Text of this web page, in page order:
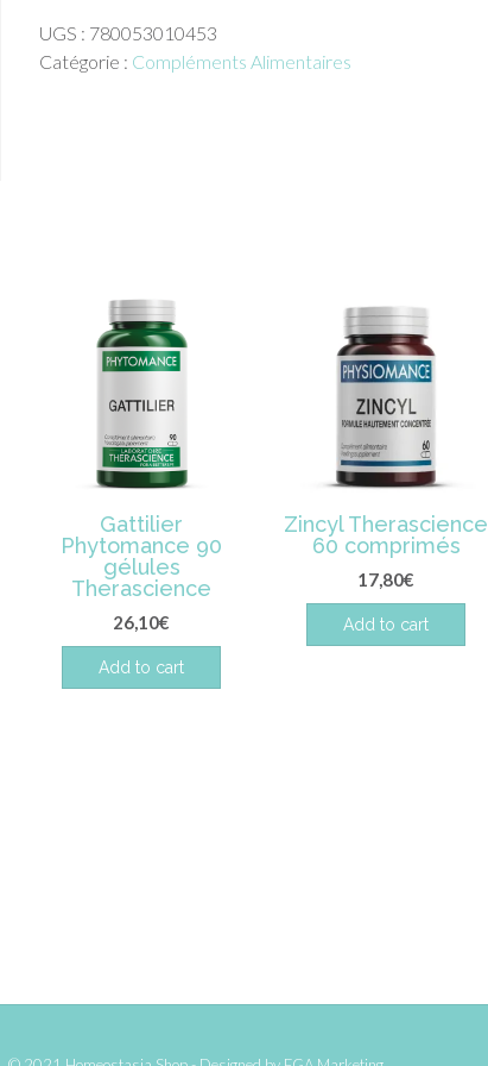
Support
energetica
UGS : 780053010453
Catégorie : Compléments Alimentaires
Gattilier
Phytomance 90
gélules
Therascience
26,10€
Add to cart
Zincyl Therascience
60 comprimés
17,80€
Add to cart